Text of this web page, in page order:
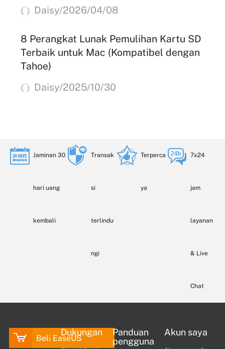
Daisy/2026/04/08
8 Perangkat Lunak Pemulihan Kartu SD
Terbaik untuk Mac (Kompatibel dengan
Tahoe)
Daisy/2025/10/30
Jaminan 30
hari uang
kembali
Transak
si
terlindu
ngi
Terperca
ya
7x24
jam
layanan
& Live
Chat
Beli EaseUS
Dukungan
Panduan
pengguna
Akun saya